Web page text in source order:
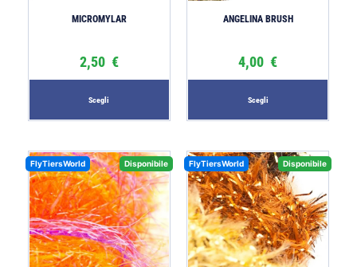
MICROMYLAR
2,50 €
Scegli
ANGELINA BRUSH
4,00 €
Scegli
FlyTiersWorld Disponibile FlyTiersWorld Disponibile